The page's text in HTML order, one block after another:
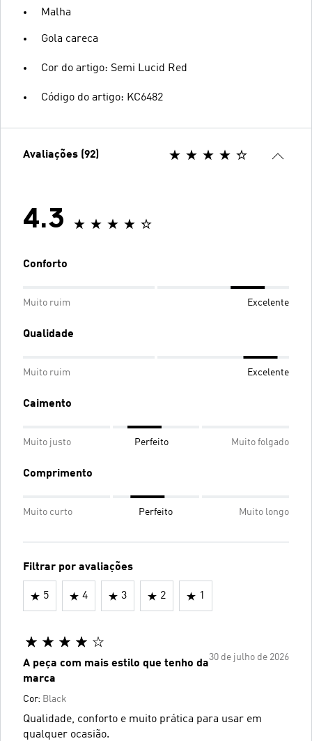
Malha
Gola careca
Cor do artigo: Semi Lucid Red
Código do artigo: KC6482
Avaliações (92)
4.3
Conforto
Muito ruim Excelente
Qualidade
Muito ruim Excelente
Caimento
Muito justo Perfeito Muito folgado
Comprimento
Muito curto Perfeito Muito longo
Filtrar por avaliações
5 4 3 2 1
30 de julho de 2026
A peça com mais estilo que tenho da
marca
Cor: Black
Qualidade, conforto e muito prática para usar em
qualquer ocasião.